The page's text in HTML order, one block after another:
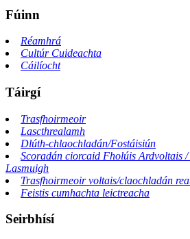
Fúinn
Réamhrá
Cultúr Cuideachta
Cáilíocht
Táirgí
Trasfhoirmeoir
Lascthrealamh
Dlúth-chlaochladán/Fostáisiún
Scoradán ciorcaid Fholúis Ardvoltais
Lasmuigh
Trasfhoirmeoir voltais/claochladán
Feistis cumhachta leictreacha
Seirbhísí